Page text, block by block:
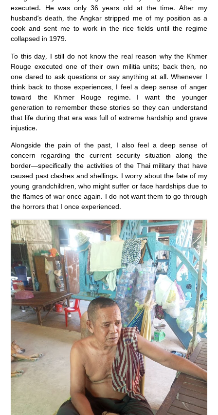
executed. He was only 36 years old at the time. After my
husband’s death, the Angkar stripped me of my position as a
cook and sent me to work in the rice fields until the regime
collapsed in 1979.
To this day, I still do not know the real reason why the Khmer
Rouge executed one of their own militia units; back then, no
one dared to ask questions or say anything at all. Whenever I
think back to those experiences, I feel a deep sense of anger
toward the Khmer Rouge regime. I want the younger
generation to remember these stories so they can understand
that life during that era was full of extreme hardship and grave
injustice.
Alongside the pain of the past, I also feel a deep sense of
concern regarding the current security situation along the
border—specifically the activities of the Thai military that have
caused past clashes and shellings. I worry about the fate of my
young grandchildren, who might suffer or face hardships due to
the flames of war once again. I do not want them to go through
the horrors that I once experienced.